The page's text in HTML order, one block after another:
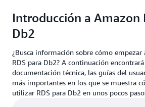
Introducción a Amazon
Db2
¿Busca información sobre cómo empezar
RDS para Db2? A continuación
documentación técnica, las guías del
más importantes en los que se muestra
utilizar RDS para Db2 en unos pocos